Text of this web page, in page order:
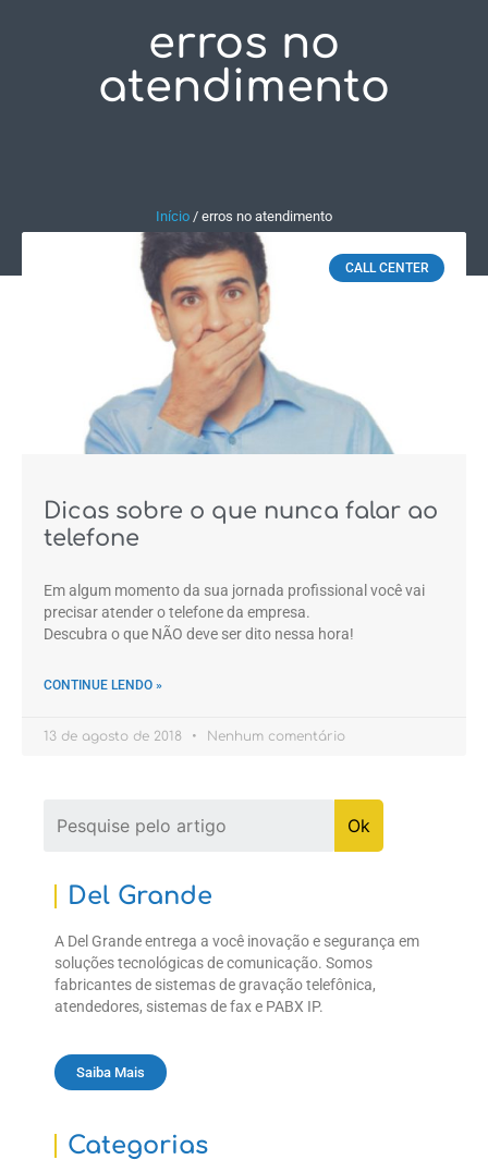
erros no
atendimento
Início / erros no atendimento
CALL CENTER
Dicas sobre o que nunca falar ao
telefone
Em algum momento da sua jornada profissional você vai
precisar atender o telefone da empresa.
Descubra o que NÃO deve ser dito nessa hora!
CONTINUE LENDO »
13 de agosto de 2018 Nenhum comentário
Del Grande
A Del Grande entrega a você inovação e segurança em
soluções tecnológicas de comunicação. Somos
fabricantes de sistemas de gravação telefônica,
atendedores, sistemas de fax e PABX IP.
Saiba Mais
Categorias